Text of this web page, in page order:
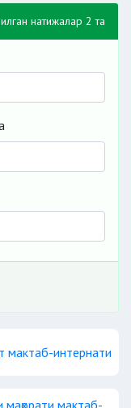
натижалар 2 та
мактаб-интернати
маҳорати мактаб-